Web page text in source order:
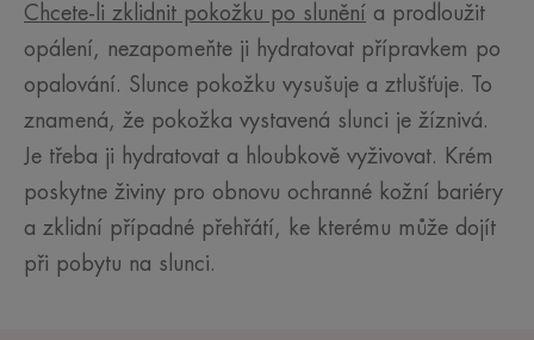
Chcete-li zklidnit pokožku po slunění a prodloužit
opálení, nezapomeňte ji hydratovat přípravkem po
opalování. Slunce pokožku vysušuje a ztlušťuje. To
znamená, že pokožka vystavená slunci je žíznivá.
Je třeba ji hydratovat a hloubkově vyživovat. Krém
poskytne živiny pro obnovu ochranné kožní bariéry
a zklidní případné přehřátí, ke kterému může dojít
při pobytu na slunci.